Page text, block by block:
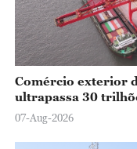
Comércio exterior
ultrapassa 30
07-Aug-2026